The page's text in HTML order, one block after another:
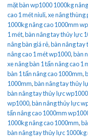
mặt bàn wp1000 1000kg
cao 1 mét niuli,xe nâng thùng
1000kg nâng cao 1000mm
1 mét,bàn nâng tay thủy lực
nâng bàn giá rẻ,bàn nâng tay
nâng cao 1 mét wp1000,bàn
xe nâng bàn 1 tấn nâng cao 1
bàn 1 tấn nâng cao 1000mm,
1000mm,bàn nâng tay thủy
bàn nâng tay thủy lực wp1000
wp1000,bàn nâng thủy lực
tấn nâng cao 1000mm
1000kg nâng cao 1000mm,
bàn nâng tay thủy lực